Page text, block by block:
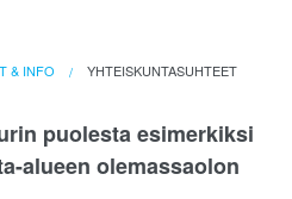
& INFO YHTEISKUNTASUHTEET
puolesta esimerkiksi
alueen olemassaolon